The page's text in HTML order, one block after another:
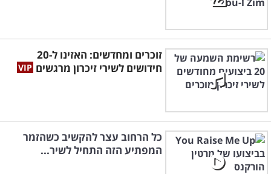
זוכרים ומחדשים: האזינו ל-20
חידושים לשירי זיכרון מרגשים
כל הרחוב עצר להקשיב כשהזמר
המפתיע הזה התחיל לשיר...